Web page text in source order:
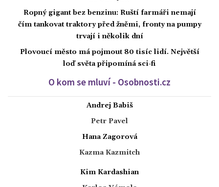
Ropný gigant bez benzinu: Ruští farmáři nemají
čím tankovat traktory před žněmi, fronty na pumpy
trvají i několik dní
Plovoucí město má pojmout 80 tisíc lidí. Největší
loď světa připomíná sci-fi
O kom se mluví - Osobnosti.cz
Andrej Babiš
Petr Pavel
Hana Zagorová
Kazma Kazmitch
Kim Kardashian